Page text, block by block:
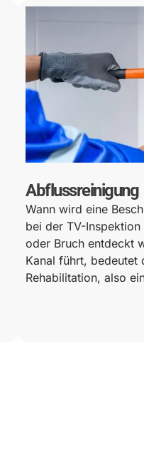
Abflussreinigung
Wann wird eine
bei der TV-
oder Bruch entdeckt
Kanal führt, bedeutet
Rehabilitation, also